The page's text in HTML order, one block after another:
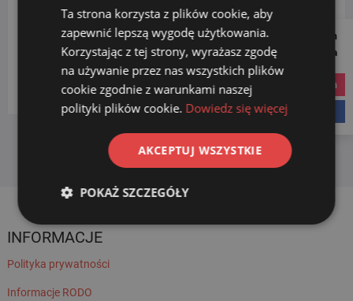
KATEGORIE PRODUKTÓW
Wybierz kategorię
INFORMACJE
Polityka prywatności
Informacje RODO
Follow us on
Social Media
instagram
Ta strona korzysta z plików cookie, aby
zapewnić lepszą wygodę użytkowania.
Korzystając z tej strony, wyrażasz zgodę
na używanie przez nas wszystkich plików
cookie zgodnie z warunkami naszej
polityki plików cookie. Dowiedz się więcej
AKCEPTUJ WSZYSTKIE
POKAŻ SZCZEGÓŁY